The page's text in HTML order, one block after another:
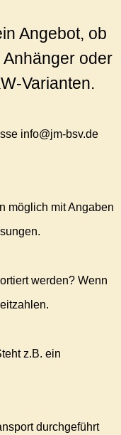
Angebot, ob
oder
Varianten.
info@jm-bsv.de
möglich mit Angaben
werden? Wenn
z.B. ein
durchgeführt